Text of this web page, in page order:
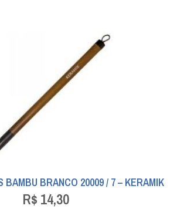
BAMBU BRANCO 20009 / 7 – KERAMIK
R$ 14,30